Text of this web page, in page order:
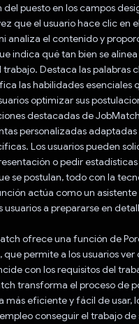
del puesto en los campos
que el usuario hace clic en
analiza el contenido y
indica qué tan bien se
Destaca las palabras
las habilidades esenciales
optimizar sus
destacadas de
personalizadas adaptadas
Los usuarios pueden
o pedir
se postulan, todo con la
actúa como un
usuarios a prepararse en
ofrece una función de
permite a los usuarios ver
con los requisitos del
transforma el proceso de
más eficiente y fácil de usar,
conseguir el trabajo de